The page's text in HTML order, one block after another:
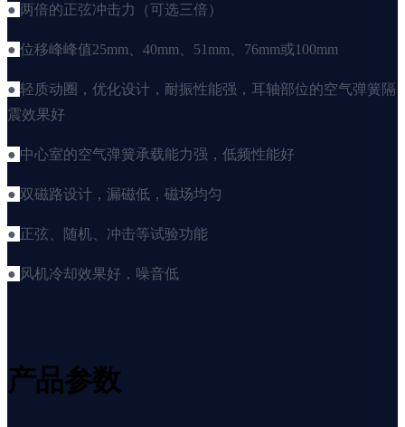
● 两倍的正弦冲击力（可选三倍）
● 位移峰峰值25mm、40mm、51mm、76mm或100mm
● 轻质动圈，优化设计，耐振性能强，耳轴部位的空气弹簧隔
震效果好
● 中心室的空气弹簧承载能力强，低频性能好
● 双磁路设计，漏磁低，磁场均匀
● 正弦、随机、冲击等试验功能
● 风机冷却效果好，噪音低
产品参数